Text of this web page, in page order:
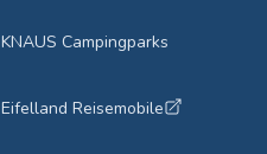
KNAUS Campingparks
Eifelland Reisemobile